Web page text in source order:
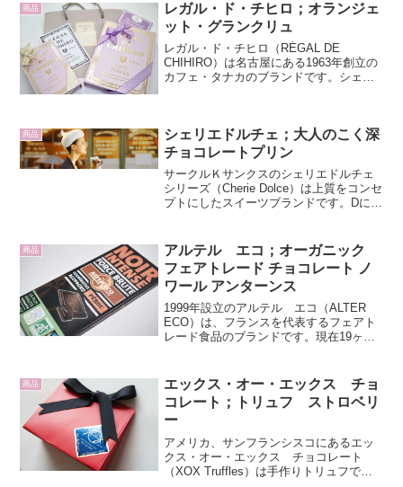
商品
レガル・ド・チヒロ；オランジェ
ット・グランクリュ
レガル・ド・チヒロ（RÉGAL DE
CHIHIRO）は名古屋にある1963年創立の
カフェ・タナカのブランドです。シェフ
視線が注がれ...
商品
シェリエドルチェ；大人のこく深
チョコレートプリン
サークルＫサンクスのシェリエドルチェ
シリーズ（Cherie Dolce）は上質をコンセ
プトにしたスイーツブランドです。Dにク
何か関係あるのかと思いましたけど。今
日食...
商品
アルテル エコ；オーガニック
フェアトレード チョコレート ノ
ワール アンターンス
1999年設立のアルテル エコ（ALTER
ECO）は、フランスを代表するフェアト
レード食品のブランドです。現在19ヶ国
ガニック フェアトレード チョコレート
ノワ...
商品
エックス・オー・エックス チョ
コレート；トリュフ ストロベリ
ー
アメリカ、サンフランシスコにあるエッ
クス・オー・エックス チョコレート
（XOX Truffles）は手作りトリュフで人